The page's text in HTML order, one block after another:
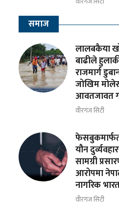
समाज
लालबकैया
बाढीले
राजमार्ग
जोखिम मोलेर
आवतजावत
वीरगंज सिटी
यौन
सामग्री
आरोपमा
नागरिक
वीरगंज सिटी